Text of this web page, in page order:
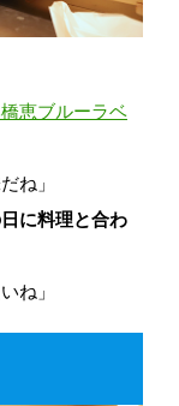
恵ブルーラベ
ね」
に料理と合わ
ね」